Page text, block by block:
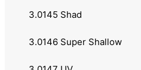
3.0145 Shad
3.0146 Super Shallow